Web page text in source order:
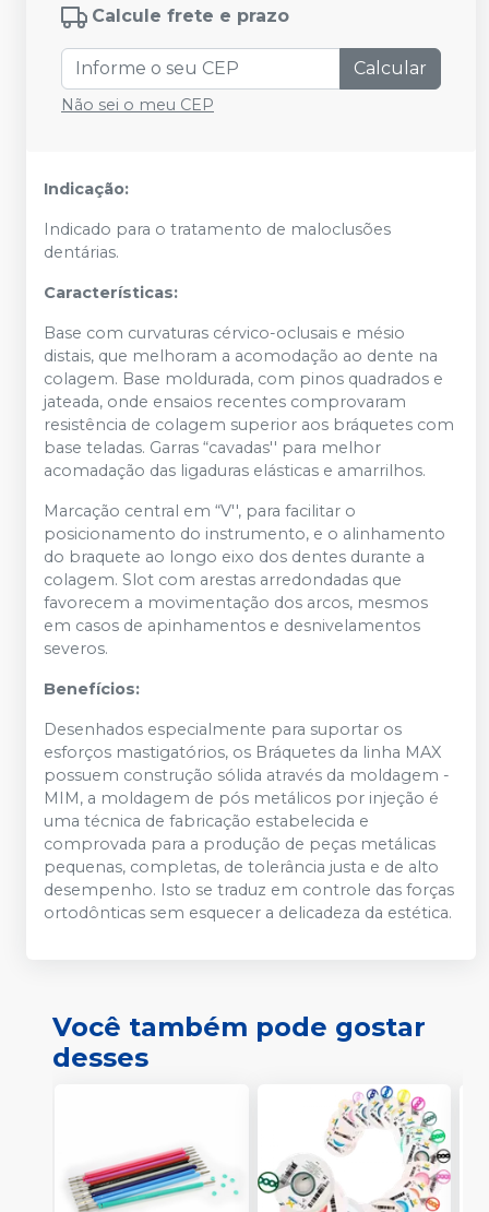
Calcule frete e prazo
Calcular
Não sei o meu CEP
Indicação:
Indicado para o tratamento de maloclusões
dentárias.
Características:
Base com curvaturas cérvico-oclusais e mésio
distais, que melhoram a acomodação ao dente na
colagem. Base moldurada, com pinos quadrados e
jateada, onde ensaios recentes comprovaram
resistência de colagem superior aos bráquetes com
base teladas. Garras “cavadas'' para melhor
acomadação das ligaduras elásticas e amarrilhos.
Marcação central em “V'', para facilitar o
posicionamento do instrumento, e o alinhamento
do braquete ao longo eixo dos dentes durante a
colagem. Slot com arestas arredondadas que
favorecem a movimentação dos arcos, mesmos
em casos de apinhamentos e desnivelamentos
severos.
Benefícios:
Desenhados especialmente para suportar os
esforços mastigatórios, os Bráquetes da linha MAX
possuem construção sólida através da moldagem -
MIM, a moldagem de pós metálicos por injeção é
uma técnica de fabricação estabelecida e
comprovada para a produção de peças metálicas
pequenas, completas, de tolerância justa e de alto
desempenho. Isto se traduz em controle das forças
ortodônticas sem esquecer a delicadeza da estética.
Você também pode gostar
desses